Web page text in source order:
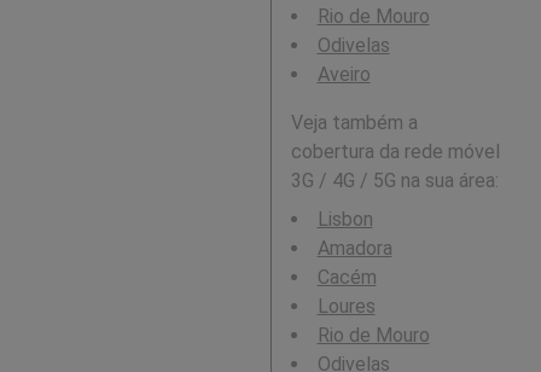
Rio de Mouro
Odivelas
Aveiro
Veja também a
cobertura da rede móvel
3G / 4G / 5G na sua área:
Lisbon
Amadora
Cacém
Loures
Rio de Mouro
Odivelas